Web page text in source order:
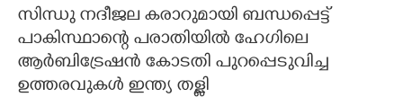
LITERATURE
ZOOM
സിന്ധു നദീജല കരാറുമായി ബന്ധപ്പെട്ട്
പാകിസ്ഥാന്റെ പരാതിയിൽ ഹേഗിലെ
ആർബിട്രേഷൻ കോടതി പുറപ്പെടുവിച്ച
ഉത്തരവുകൾ ഇന്ത്യ തള്ളി